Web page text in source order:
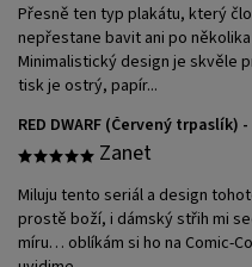
Přesně ten typ plakátu, který
nepřestane bavit ani po
Minimalistický design je skvěle
tisk je ostrý, papír...
RED DWARF (Červený trpaslík)
Zanet
Miluju tento seriál a design
prostě boží, i dámský střih mi
míru… oblíkám si ho na Comic-